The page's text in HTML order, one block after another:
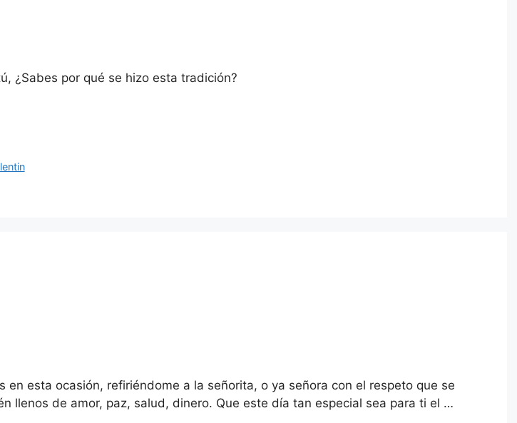
¿Sabes por qué se hizo esta tradición?
esta ocasión, refiriéndome a la señorita, o ya señora con el respeto que se
llenos de amor, paz, salud, dinero. Que este día tan especial sea para ti el …